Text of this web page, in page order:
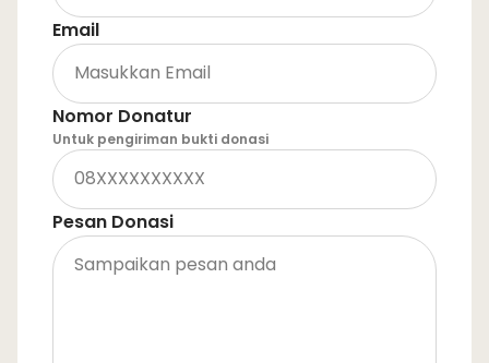
Email
Nomor Donatur
Untuk pengiriman bukti donasi
Pesan Donasi